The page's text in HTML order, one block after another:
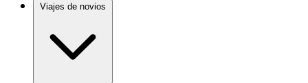
Viajes de novios